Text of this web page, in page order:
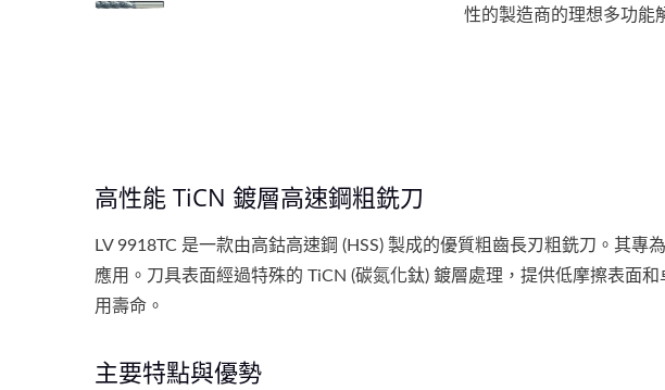
性的製造商的理想多功能
高性能 TiCN 鍍層高速鋼粗銑刀
LV 9918TC 是一款由高鈷高速鋼 (HSS) 製成的優質粗齒長刃粗銑刀。其
應用。刀具表面經過特殊的 TiCN (碳氮化鈦) 鍍層處理，提供低摩擦表面
用壽命。
主要特點與優勢